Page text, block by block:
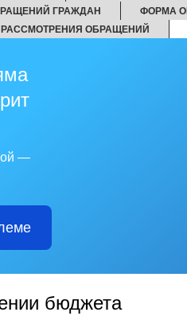
ГРАЖДАН
ФОРМА
ОБРАЩЕНИЙ
—
бюджета